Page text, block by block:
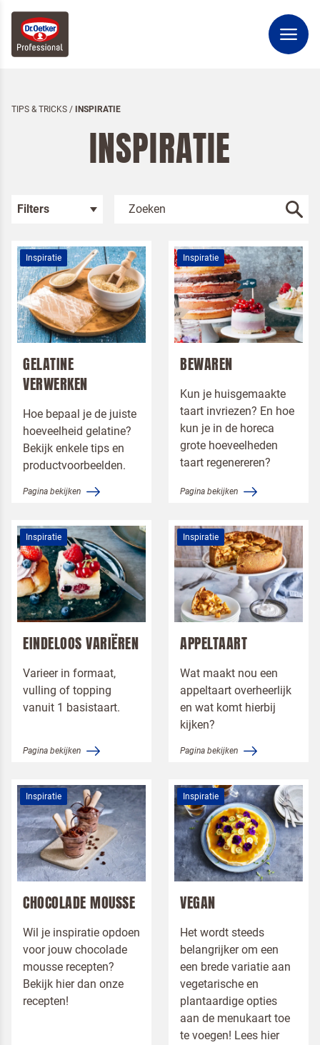
TIPS & TRICKS / INSPIRATIE
INSPIRATIE
Filters
Kies je categorie
Inspiratie
Rendement
Toepassingen
Menukaart
Inspiratie
GELATINE
VERWERKEN
Hoe bepaal je de juiste
hoeveelheid gelatine?
Bekijk enkele tips en
productvoorbeelden.
Pagina bekijken
Inspiratie
BEWAREN
Kun je huisgemaakte
taart invriezen? En hoe
kun je in de horeca
grote hoeveelheden
taart regenereren?
Pagina bekijken
Inspiratie
EINDELOOS VARIËREN
Varieer in formaat,
vulling of topping
vanuit 1 basistaart.
Pagina bekijken
Inspiratie
APPELTAART
Wat maakt nou een
appeltaart overheerlijk
en wat komt hierbij
kijken?
Pagina bekijken
Inspiratie
CHOCOLADE MOUSSE
Wil je inspiratie opdoen
voor jouw chocolade
mousse recepten?
Bekijk hier dan onze
recepten!
Inspiratie
VEGAN
Het wordt steeds
belangrijker om een
een brede variatie aan
vegetarische en
plantaardige opties
aan de menukaart toe
te voegen! Lees hier
Terugbelverzoek